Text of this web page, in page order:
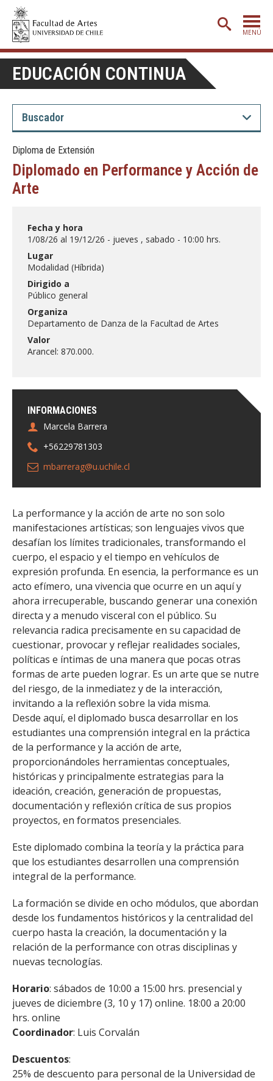
MENÚ
PORTADA
ADMISIÓN
CARRERAS
Estudiantes
Académicas/os Egresadas/os
EDUCACIÓN CONTINUA
Diploma de Extensión
Diplomado en Performance y Acción de
Arte
INFORMACIONES
Marcela Barrera
+56229781303
mbarrerag@u.uchile.cl
Fecha y hora
1/08/26 al 19/12/26 - jueves , sabado - 10:00 hrs.
Lugar
Modalidad (Híbrida)
Dirigido a
Público general
Organiza
Departamento de Danza de la Facultad de Artes
Valor
Arancel: 870.000.
La performance y la acción de arte no son solo
manifestaciones artísticas; son lenguajes vivos que
desafían los límites tradicionales, transformando el
cuerpo, el espacio y el tiempo en vehículos de
expresión profunda. En esencia, la performance es un
acto efímero, una vivencia que ocurre en un aquí y
ahora irrecuperable, buscando generar una conexión
directa y a menudo visceral con el público. Su
relevancia radica precisamente en su capacidad de
cuestionar, provocar y reflejar realidades sociales,
políticas e íntimas de una manera que pocas otras
formas de arte pueden lograr. Es un arte que se nutre
del riesgo, de la inmediatez y de la interacción,
invitando a la reflexión sobre la vida misma.
Desde aquí, el diplomado busca desarrollar en los
estudiantes una comprensión integral en la práctica
de la performance y la acción de arte,
proporcionándoles herramientas conceptuales,
históricas y principalmente estrategias para la
ideación, creación, generación de propuestas,
documentación y reflexión crítica de sus propios
proyectos, en formatos presenciales.
Este diplomado combina la teoría y la práctica para
que los estudiantes desarrollen una comprensión
integral de la performance.
La formación se divide en ocho módulos, que abordan
desde los fundamentos históricos y la centralidad del
cuerpo hasta la creación, la documentación y la
relación de la performance con otras disciplinas y
nuevas tecnologías.
Horario: sábados de 10:00 a 15:00 hrs. presencial y
jueves de diciembre (3, 10 y 17) online. 18:00 a 20:00
hrs. online
Coordinador: Luis Corvalán
Descuentos:
25% de descuento para personal de la Universidad de